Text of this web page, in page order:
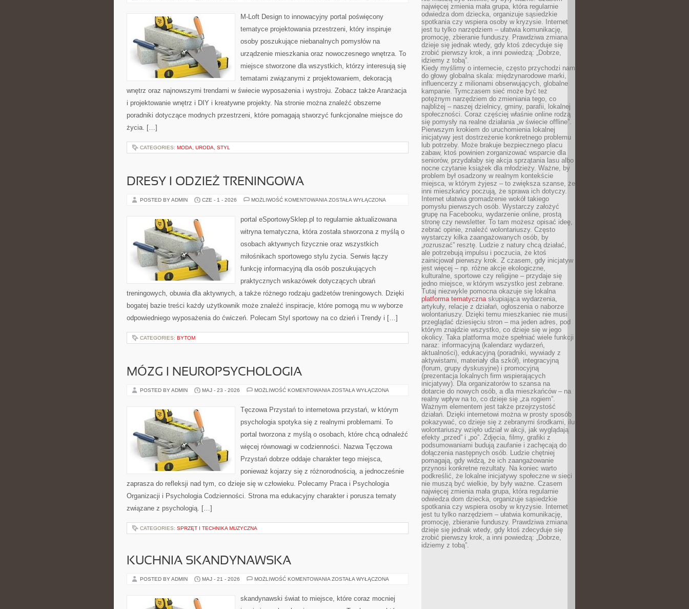
M-Loft Design to innowacyjny portal poświęcony
tematyce projektowania przestrzeni, który inspiruje
osoby poszukujące niebanalnych pomysłów na
urządzenie mieszkania oraz nowoczesnego wnętrza. To
miejsce stworzone dla wszystkich, którzy interesują się
tematami związanymi z projektowaniem, dekoracją
wnętrz oraz najnowszymi trendami w świecie wyposażenia i wystroju. Zobacz także Aranżacja
i projektowanie wnętrz i DIY i kreatywne projekty. Na stronie można znaleźć obszerne
poradniki dotyczące modnych przestrzeni, które pomagają stworzyć funkcjonalne miejsce do
życia. […]
CATEGORIES: MODA, URODA, STYL
DRESY I ODZIEŻ TRENINGOWA
POSTED BY ADMIN CZE - 1 - 2026 MOŻLIWOŚĆ KOMENTOWANIA DRESY
TRENINGOWA
ZOSTAŁA WYŁĄCZONA
portal eSportowySklep.pl to regularnie aktualizowana
witryna tematyczna, która została stworzona z myślą o
osobach aktywnych fizycznie oraz wszystkich
miłośnikach sportowego stylu życia. Serwis łączy
funkcję informacyjną dla osób poszukujących
praktycznych wskazówek dotyczących ubrań
treningowych, obuwia dla aktywnych, a także różnego rodzaju gadżetów treningowych. Dzięki
bogatej bazie treści każdy użytkownik może znaleźć inspiracje, które pomogą mu w wyborze
odpowiedniego wyposażenia do ćwiczeń. Polecam Styl sportowy na co dzień i Trendy i […]
CATEGORIES: BYTOM
MÓZG I NEUROPSYCHOLOGIA
POSTED BY ADMIN MAJ - 23 - 2026 MOŻLIWOŚĆ KOMENTOWANIA MÓZG
ZOSTAŁA WYŁĄCZONA
Tęczowa Przystań to internetowa przystań, w którym
psychologia spotyka się z realnymi problemami. To
portal tworzona z myślą o osobach, które chcą odnaleźć
więcej równowagi w codzienności. Nazwa Tęczowa
Przystań dobrze oddaje charakter tego miejsca,
ponieważ kojarzy się z różnorodnością, a jednocześnie
zaprasza do refleksji nad tym, co dzieje się w człowieku. Polecamy Praca i Psychologia
Organizacji i Psychologia Codzienności. Strona ma edukacyjny charakter i porusza tematy
związane z psychologią. […]
CATEGORIES: SPRZĘT I TECHNIKA MUZYCZNA
KUCHNIA SKANDYNAWSKA
POSTED BY ADMIN MAJ - 21 - 2026 MOŻLIWOŚĆ KOMENTOWANIA KUCHNIA
ZOSTAŁA WYŁĄCZONA
skandynawski świat to miejsce, które coraz mocniej
najwięcej zmienia mała grupa, która regularnie
odwiedza dom dziecka, organizuje sąsiedzkie
spotkania czy wspiera osoby w kryzysie. Internet
jest tu tylko narzędziem – ułatwia komunikację,
promocję, zbieranie funduszy. Prawdziwa zmiana
dzieje się jednak wtedy, gdy ktoś zdecyduje się
zrobić pierwszy krok, a inni powiedzą: „Dobrze,
idziemy z tobą”.
Kiedy myślimy o internecie, często przychodzi nam
do głowy globalna skala: międzynarodowe marki,
influencerzy z milionami obserwujących, globalne
kampanie. Tymczasem sieć może być też
potężnym narzędziem do zmieniania tego, co
najbliżej – naszej dzielnicy, gminy, parafii, lokalnej
społeczności. Coraz częściej właśnie online rodzą
się pomysły na realne działania „w świecie offline”.
Pierwszym krokiem do uruchomienia lokalnej
inicjatywy jest dostrzeżenie konkretnego problemu
lub potrzeby. Może brakuje bezpiecznego placu
zabaw, ktoś powinien zorganizować wsparcie dla
seniorów, przydałaby się akcja sprzątania lasu albo
nocne czytanie książek dla młodzieży. Ważne, by
problem był osadzony w realnym kontekście
miejsca, w którym żyjesz – to zwiększa szanse, że
inni mieszkańcy poczują, że sprawa ich dotyczy.
Internet ułatwia gromadzenie wokół takiego
pomysłu pierwszych osób. Wystarczy założyć
grupę na Facebooku, wydarzenie online, prostą
stronę czy newsletter. To tam możesz opisać ideę,
zebrać opinie, znaleźć wolontariuszy. Często
wystarczy kilka zaangażowanych osób, by
„rozruszać” resztę. Ludzie z natury chcą działać,
ale potrzebują impulsu i poczucia, że ktoś
zainicjował pierwszy krok. Z czasem, gdy inicjatyw
jest więcej – np. różne akcje ekologiczne,
kulturalne, sportowe czy religijne – przydaje się
jedno miejsce, w którym wszystko jest zebrane.
Tutaj niezwykle pomocna okazuje się lokalna
platforma tematycznaskupiająca wydarzenia,
artykuły, relacje z działań, ogłoszenia o naborze
wolontariuszy. Dzięki temu mieszkaniec nie musi
przeglądać dziesięciu stron – ma jeden adres, pod
którym znajdzie wszystko, co dzieje się w jego
okolicy. Taka platforma może spełniać wiele funkcji
naraz: informacyjną (kalendarz wydarzeń,
aktualności), edukacyjną (poradniki, wywiady z
aktywistami, materiały dla szkół), integracyjną
(forum, grupy dyskusyjne) i promocyjną
(prezentacja lokalnych firm wspierających
inicjatywy). Dla organizatorów to szansa na
dotarcie do nowych osób, a dla mieszkańców – na
realny wpływ na to, co dzieje się „za rogiem”.
Ważnym elementem jest także przejrzystość
działań. Dzięki internetowi można w prosty sposób
pokazywać, co dzieje się z zebranymi środkami, ilu
wolontariuszy wzięło udział w akcji, jak wyglądają
efekty „przed” i „po”. Zdjęcia, filmy, grafiki z
podsumowaniami budują zaufanie i zachęcają do
dołączenia następnych osób. Ludzie chętniej
pomagają, gdy widzą, że ich zaangażowanie
przynosi konkretne rezultaty. Na koniec warto
podkreślić, że lokalne inicjatywy społeczne w sieci
nie muszą być wielkie, by były ważne. Czasem
najwięcej zmienia mała grupa, która regularnie
odwiedza dom dziecka, organizuje sąsiedzkie
spotkania czy wspiera osoby w kryzysie. Internet
jest tu tylko narzędziem – ułatwia komunikację,
promocję, zbieranie funduszy. Prawdziwa zmiana
dzieje się jednak wtedy, gdy ktoś zdecyduje się
zrobić pierwszy krok, a inni powiedzą: „Dobrze,
idziemy z tobą”.